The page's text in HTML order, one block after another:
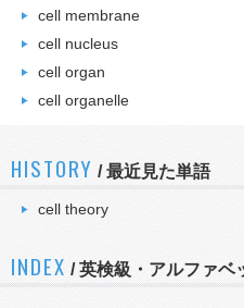
cell membrane
cell nucleus
cell organ
cell organelle
HISTORY /最近見た単語
cell theory
INDEX / 英検級・アルファベ